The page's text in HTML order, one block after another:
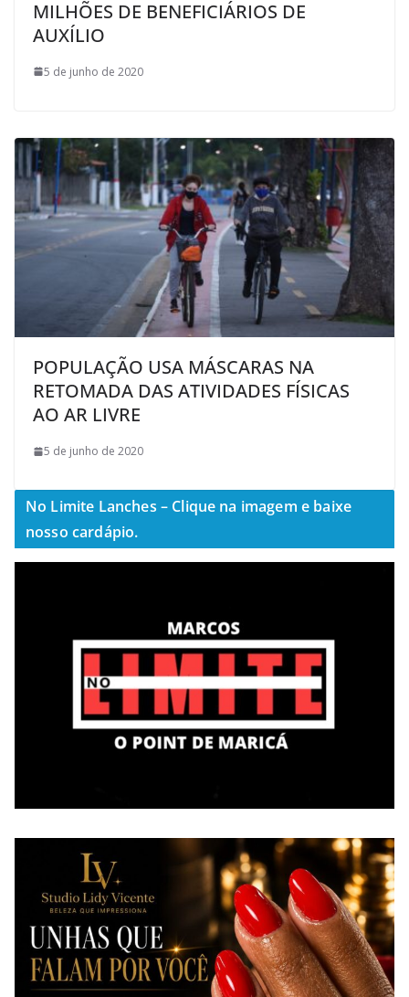
MILHÕES DE BENEFICIÁRIOS DE
AUXÍLIO
5 de junho de 2020
POPULAÇÃO USA MÁSCARAS NA
RETOMADA DAS ATIVIDADES FÍSICAS
AO AR LIVRE
5 de junho de 2020
No Limite Lanches – Clique na imagem e baixe
nosso cardápio.